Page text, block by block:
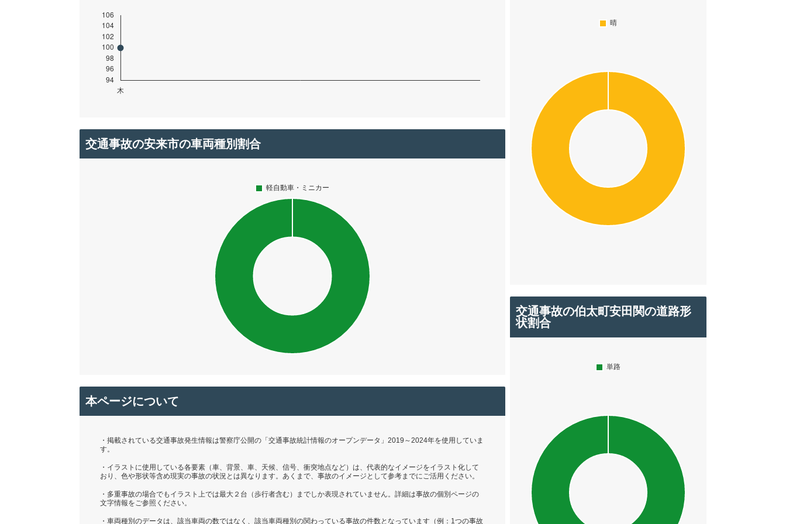
交通事故の安来市の車両種別割合
本ページについて
・掲載されている交通事故発生情報は警察庁公開の「交通事故統計情報のオープンデータ」2019～2024年を使用していま
す。
・イラストに使用している各要素（車、背景、車、天候、信号、衝突地点など）は、代表的なイメージをイラスト化して
おり、色や形状等含め現実の事故の状況とは異なります。あくまで、事故のイメージとして参考までにご活用ください。
・多重事故の場合でもイラスト上では最大２台（歩行者含む）までしか表現されていません。詳細は事故の個別ページの
文字情報をご参照ください。
・車両種別のデータは、該当車両の数ではなく、該当車両種別の関わっている事故の件数となっています（例：1つの事故
交通事故の伯太町安田関の道路形
状割合